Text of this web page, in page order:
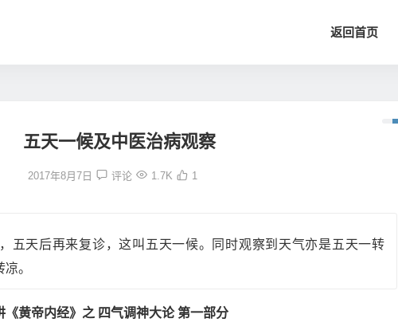
返回首页
五天一候及中医治病观察
2017年8月7日 评论 1.7K 1
五天后再来复诊，这叫五天一候。同时观察到天气亦是五天一转
。
黄帝内经》之 四气调神大论 第一部分